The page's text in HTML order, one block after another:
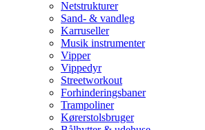
Netstrukturer
Sand- & vandleg
Karruseller
Musik instrumenter
Vipper
Vippedyr
Streetworkout
Forhinderingsbaner
Trampoliner
Kørerstolsbruger